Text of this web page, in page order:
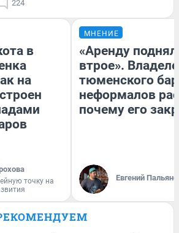
224
в
на
точку на
МНЕНИЕ
«Аренду
втрое».
тюменского
неформалов
почему его
Евгений